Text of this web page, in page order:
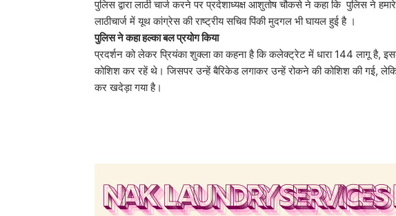
पुलिस द्वारा लाठी चार्ज करने पर प्रदेशाध्यक्ष आशुतोष चौकसे ने कहा कि पुलिस ने
लाठीचार्ज में यूथ कांग्रेस की राष्ट्रीय सचिव पिंकी मुदगल भी घायल हुई है ।
पुलिस ने कहा हल्का बल प्रयोग किया
प्रदर्शन को लेकर प्रियंका शुक्ला का कहना है कि कलेक्ट्रेट में धारा 144 लागू है,
कोशिश कर रहें थे। जिसपर उन्हें बैरिकेड लगाकर उन्हें रोकने की कोशिश की गई,
कर खदेड़ा गया है।